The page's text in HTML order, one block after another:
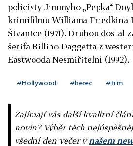
policisty Jimmyho „Pepka“
krimifilmu Williama Friedkina
Štvanice (1971). Druhou dostal
šerifa Billiho Daggetta z
Eastwooda Nesmiřitelní (1992).
#Hollywood #herec #film
Zajímají vás další kvalitní
novin? Výběr těch
všední den večer vnašem